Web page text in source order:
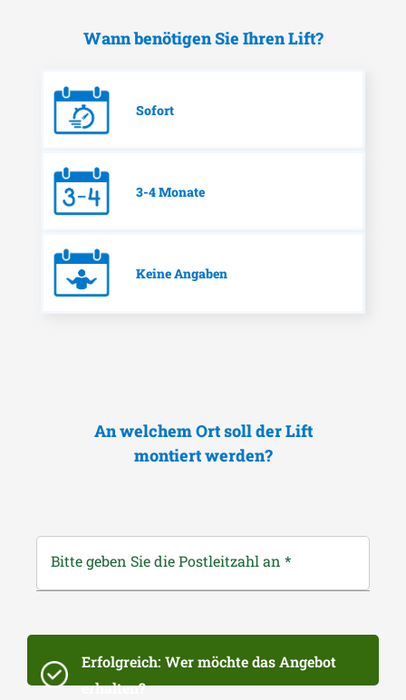
Wann benötigen Sie Ihren Lift?
Sofort
3-4 Monate
Keine Angaben
An welchem Ort soll der Lift
montiert werden?
Bitte geben Sie die Postleitzahl an *
Erfolgreich: Wer möchte das Angebot
erhalten?